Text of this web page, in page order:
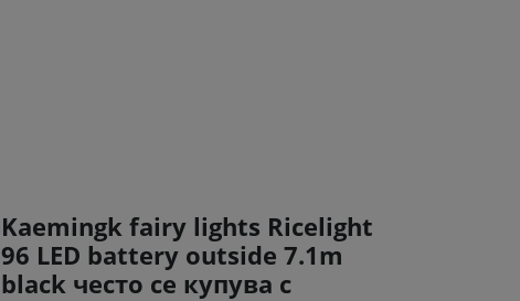
Kaemingk fairy lights Ricelight
96 LED battery outside 7.1m
black често се купува с